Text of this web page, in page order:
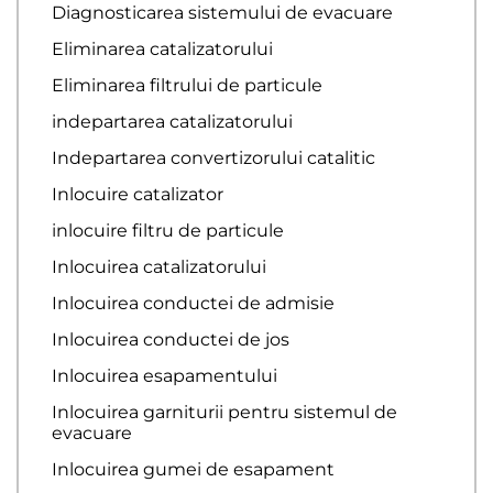
Diagnosticarea sistemului de evacuare
Eliminarea catalizatorului
Eliminarea filtrului de particule
indepartarea catalizatorului
Indepartarea convertizorului catalitic
Inlocuire catalizator
inlocuire filtru de particule
Inlocuirea catalizatorului
Inlocuirea conductei de admisie
Inlocuirea conductei de jos
Inlocuirea esapamentului
Inlocuirea garniturii pentru sistemul de
evacuare
Inlocuirea gumei de esapament